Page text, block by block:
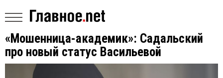
«Мошенница-академик»: Садальский
про новый статус Васильевой